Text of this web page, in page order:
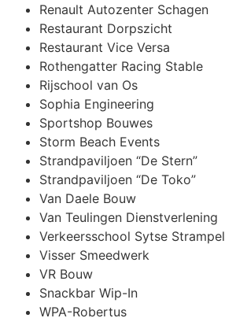
Renault Autozenter Schagen
Restaurant Dorpszicht
Restaurant Vice Versa
Rothengatter Racing Stable
Rijschool van Os
Sophia Engineering
Sportshop Bouwes
Storm Beach Events
Strandpaviljoen “De Stern”
Strandpaviljoen “De Toko”
Van Daele Bouw
Van Teulingen Dienstverlening
Verkeersschool Sytse Strampel
Visser Smeedwerk
VR Bouw
Snackbar Wip-In
WPA-Robertus